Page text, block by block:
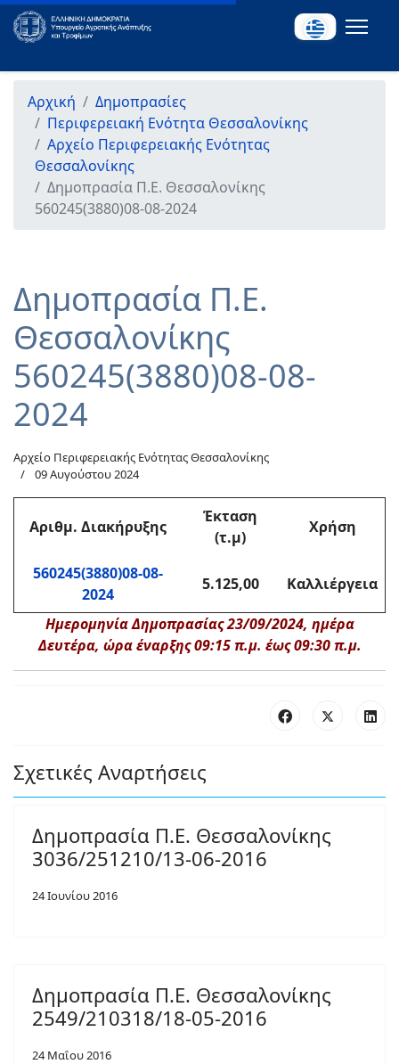
Αρχική
Δημοπρασίες
Περιφερειακή Ενότητα Θεσσαλονίκης
Αρχείο Περιφερειακής Ενότητας
Θεσσαλονίκης
Δημοπρασία Π.Ε. Θεσσαλονίκης
560245(3880)08-08-2024
Δημοπρασία Π.Ε.
Θεσσαλονίκης
560245(3880)08-08-
2024
Αρχείο Περιφερειακής Ενότητας Θεσσαλονίκης
09 Αυγούστου 2024
Αριθμ. Διακήρυξης
Έκταση
(τ.μ)
Χρήση
560245(3880)08-08-
2024
5.125,00 Καλλιέργεια
Ημερομηνία Δημοπρασίας 23/09/2024, ημέρα
Δευτέρα, ώρα έναρξης 09:15 π.μ. έως 09:30 π.μ.
Σχετικές Αναρτήσεις
Δημοπρασία Π.Ε. Θεσσαλονίκης
3036/251210/13-06-2016
24 Ιουνίου 2016
Δημοπρασία Π.Ε. Θεσσαλονίκης
2549/210318/18-05-2016
24 Μαΐου 2016